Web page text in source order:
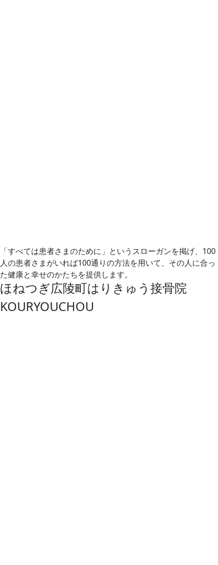
「すべては患者さまのために」というスローガンを掲げ、100
人の患者さまがいれば100通りの方法を用いて、その人に合っ
た健康と幸せのかたちを提供します。
ほねつぎ広陵町はりきゅう接骨院
KOURYOUCHOU